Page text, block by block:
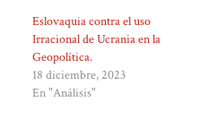
Eslovaquia contra el uso
Irracional de Ucrania en la
Geopolítica.
18 diciembre, 2023
En "Análisis"